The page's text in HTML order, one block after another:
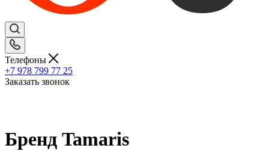
Телефоны
+7 978 799 77 25
Заказать звонок
Бренд Tamaris